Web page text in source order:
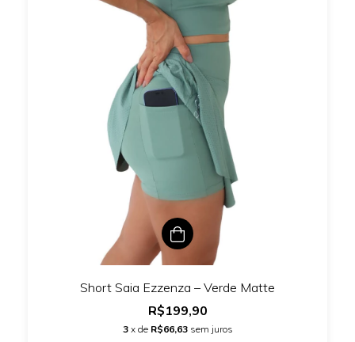
Short Saia Ezzenza – Verde Matte
R$199,90
3 x de R$66,63 sem juros